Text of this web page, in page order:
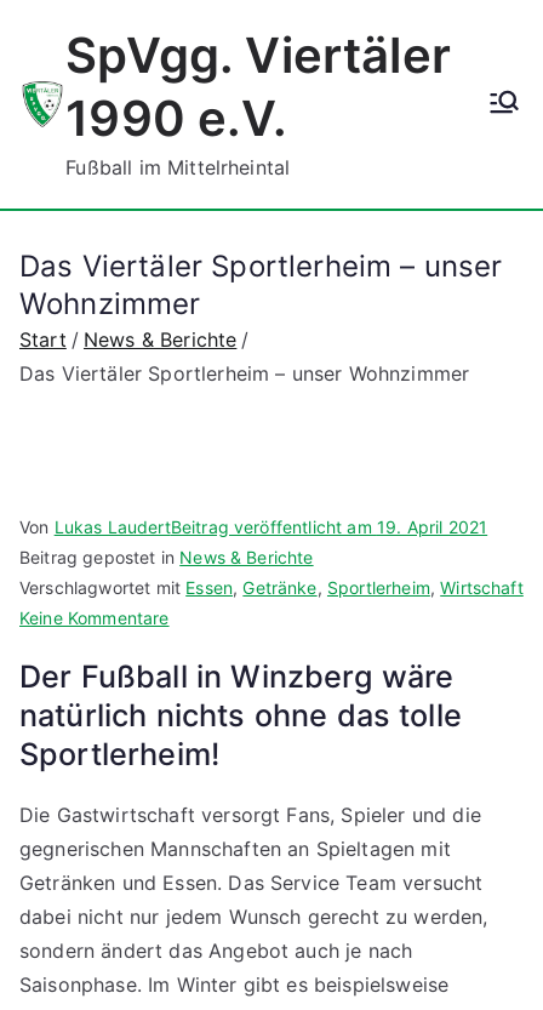
springenSpVgg. Viertäler
1990 e.V.
Fußball im Mittelrheintal
Das Viertäler Sportlerheim – unser
Wohnzimmer
Start
News & Berichte
Das Viertäler Sportlerheim – unser Wohnzimmer
Von Lukas LaudertBeitrag veröffentlicht am 19. April 2021
Beitrag gepostet in News & Berichte
Verschlagwortet mit Essen,Getränke, Sportlerheim,Wirtschaft
Keine Kommentarezu
Viertäler
Sportlerheim
unser
Der Fußball in Winzberg wäre
natürlich nichts ohne das tolle
Sportlerheim!
Die Gastwirtschaft versorgt Fans, Spieler und die
gegnerischen Mannschaften an Spieltagen mit
Getränken und Essen. Das Service Team versucht
dabei nicht nur jedem Wunsch gerecht zu werden,
sondern ändert das Angebot auch je nach
Saisonphase. Im Winter gibt es beispielsweise